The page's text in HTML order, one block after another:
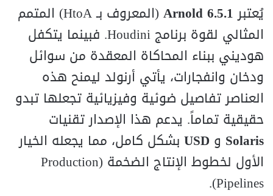
يُعتبرArnold 6.5.1
(المعروف بـ HtoA) المتمم
المثالي لقوة برنامج Houdini. فبينما يتكفل
هوديني ببناء المحاكاة المعقدة من سوائل
ودخان وانفجارات، يأتي أرنولد ليمنح هذه
العناصر تفاصيل ضوئية وفيزيائية تجعلها تبدو
حقيقية تماماً. يدعم هذا الإصدار تقنيات
Solaris و USD بشكل كامل، مما يجعله الخيار
الأول لخطوط الإنتاج الضخمة (Production
Pipelines).